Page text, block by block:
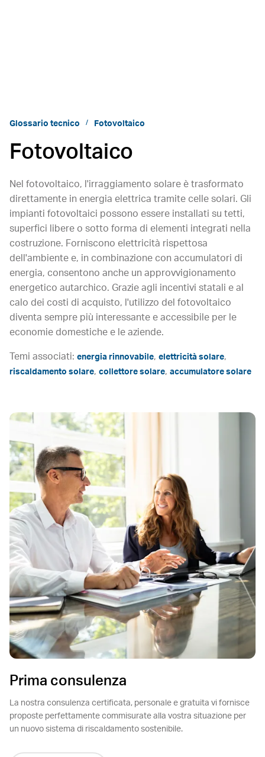
Glossario tecnico Fotovoltaico
Fotovoltaico
Nel fotovoltaico, l'irraggiamento solare è trasformato
direttamente in energia elettrica tramite celle solari. Gli
impianti fotovoltaici possono essere installati su tetti,
superfici libere o sotto forma di elementi integrati nella
costruzione. Forniscono elettricità rispettosa
dell'ambiente e, in combinazione con accumulatori di
energia, consentono anche un approvvigionamento
energetico autarchico. Grazie agli incentivi statali e al
calo dei costi di acquisto, l'utilizzo del fotovoltaico
diventa sempre più interessante e accessibile per le
economie domestiche e le aziende.
Temi associati: energia rinnovabile, elettricità solare,
riscaldamento solare, collettore solare, accumulatore solare
Prima consulenza
La nostra consulenza certificata, personale e gratuita vi fornisce
proposte perfettamente commisurate alla vostra situazione per
un nuovo sistema di riscaldamento sostenibile.